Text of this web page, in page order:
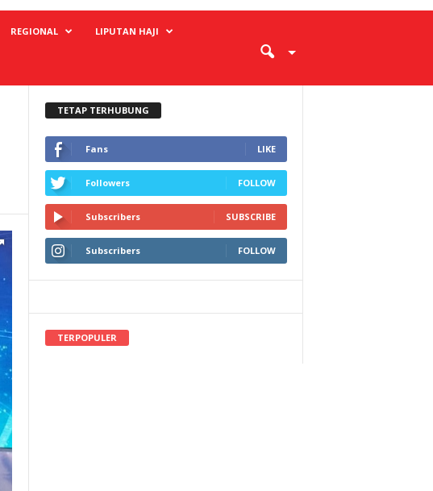
REGIONAL LIPUTAN HAJI
TETAP TERHUBUNG
Fans LIKE
Followers FOLLOW
Subscribers SUBSCRIBE
Subscribers FOLLOW